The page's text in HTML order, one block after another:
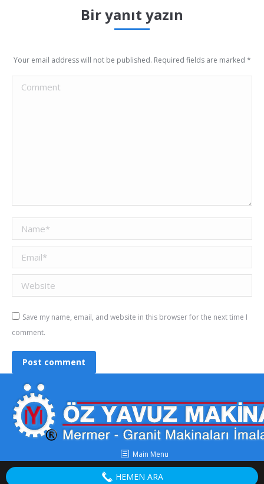
Bir yanıt yazın
Your email address will not be published. Required fields are marked *
Comment
Name *
Email *
Website
Save my name, email, and website in this browser for the next time I
comment.
Post comment
Main Menu
HEMEN ARA